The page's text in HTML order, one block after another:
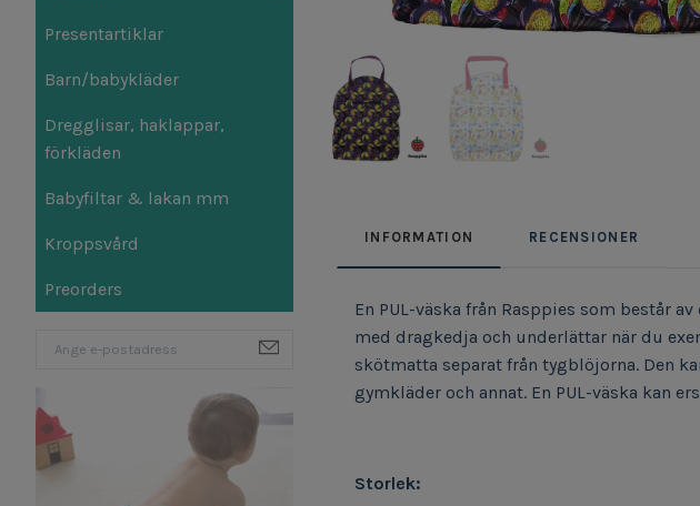
Presentartiklar
Barn/babykläder
Dregglisar, haklappar,
förkläden
Babyfiltar & lakan mm
Kroppsvård
Preorders
INFORMATION RECENSIONER
En PUL-väska från Rasppies som består
med dragkedja och underlättar när du
skötmatta separat från tygblöjorna. Den
gymkläder och annat. En PUL-väska kan
Storlek: